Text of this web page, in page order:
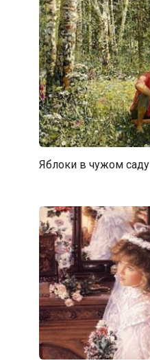
Яблоки в чужом саду